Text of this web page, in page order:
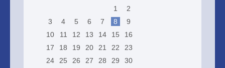
1
2
3
4 5 6 7 8
9
10
11 12 13 14 15
16
17
18 19 20 21 22
23
24
25 26 27 28 29
30